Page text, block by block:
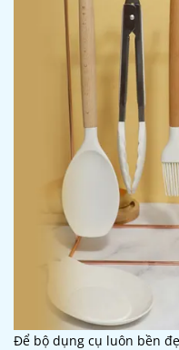
Để bộ dụng cụ luôn bền